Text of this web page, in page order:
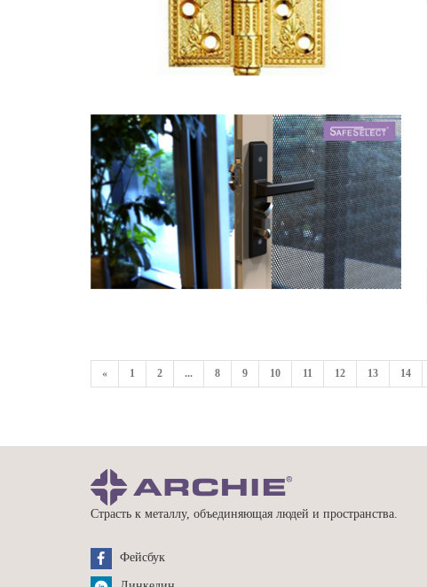
« 1 2 ... 8 9 10 11 12 13 14
Страсть к металлу, объединяющая людей и пространства.
Фейсбук